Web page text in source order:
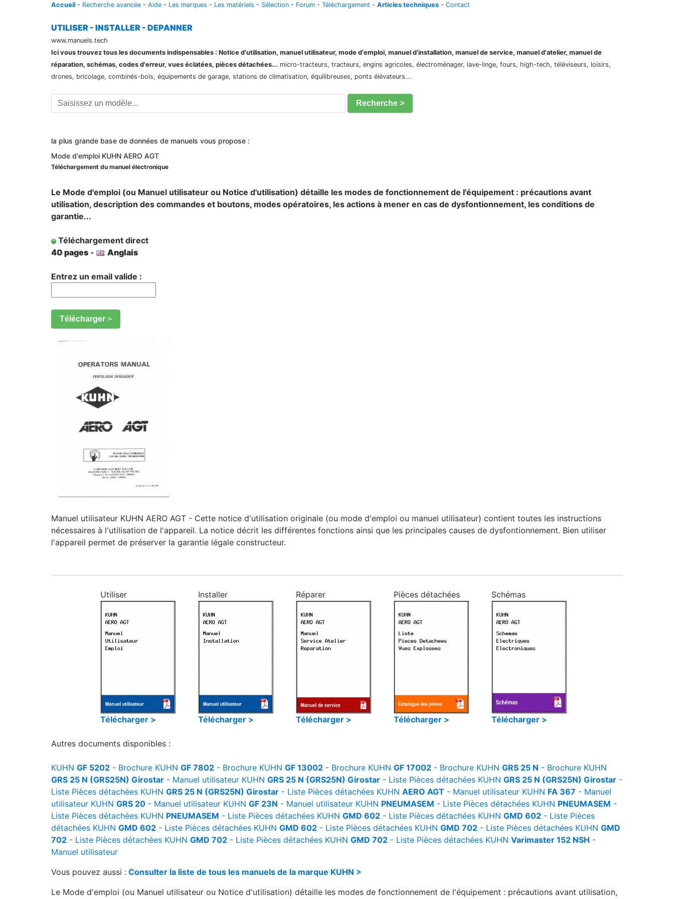
Accueil - Recherche avancée - Aide - Les marques - Les matériels - Sélection - Forum - Téléchargement - Articles techniques - Contact
UTILISER - INSTALLER - DEPANNER
www.manuels.tech
Ici vous trouvez tous les documents indispensables : Notice d'utilisation, manuel utilisateur, mode d'emploi, manuel d'installation, manuel de service, manuel d'atelier, manuel de
réparation, schémas, codes d'erreur, vues éclatées, pièces détachées... micro-tracteurs, tracteurs, engins agricoles, électroménager, lave-linge, fours, high-tech, téléviseurs, loisirs,
drones, bricolage, combinés-bois, équipements de garage, stations de climatisation, équilibreuses, ponts élévateurs...
Recherche >
la plus grande base de données de manuels vous propose :
Mode d'emploi KUHN AERO AGT
Téléchargement du manuel électronique
Le Mode d'emploi (ou Manuel utilisateur ou Notice d'utilisation) détaille les modes de fonctionnement de l'équipement : précautions avant
utilisation, description des commandes et boutons, modes opératoires, les actions à mener en cas de dysfontionnement, les conditions de
garantie...
Téléchargement direct
40 pages - Anglais
Entrez un email valide :
Télécharger >
Manuel utilisateur KUHN AERO AGT - Cette notice d'utilisation originale (ou mode d'emploi ou manuel utilisateur) contient toutes les instructions
nécessaires à l'utilisation de l'appareil. La notice décrit les différentes fonctions ainsi que les principales causes de dysfontionnement. Bien utiliser
l'appareil permet de préserver la garantie légale constructeur.
Utiliser
Télécharger >
Installer
Télécharger >
Réparer
Télécharger >
Pièces détachées
Télécharger >
Schémas
Télécharger >
Autres documents disponibles :
KUHN GF 5202 - Brochure KUHN GF 7802 - Brochure KUHN GF 13002 - Brochure KUHN GF 17002 - Brochure KUHN GRS 25 N - Brochure KUHN
GRS 25 N (GRS25N) Girostar - Manuel utilisateur KUHN GRS 25 N (GRS25N) Girostar - Liste Pièces détachées KUHN GRS 25 N (GRS25N) Girostar -
Liste Pièces détachées KUHN GRS 25 N (GRS25N) Girostar - Liste Pièces détachées KUHN AERO AGT - Manuel utilisateur KUHN FA 367 - Manuel
utilisateur KUHN GRS 20 - Manuel utilisateur KUHN GF 23N - Manuel utilisateur KUHN PNEUMASEM - Liste Pièces détachées KUHN PNEUMASEM -
Liste Pièces détachées KUHN PNEUMASEM - Liste Pièces détachées KUHN GMD 602 - Liste Pièces détachées KUHN GMD 602 - Liste Pièces
détachées KUHN GMD 602 - Liste Pièces détachées KUHN GMD 602 - Liste Pièces détachées KUHN GMD 702 - Liste Pièces détachées KUHN GMD
702 - Liste Pièces détachées KUHN GMD 702 - Liste Pièces détachées KUHN GMD 702 - Liste Pièces détachées KUHN Varimaster 152 NSH -
Manuel utilisateur
Vous pouvez aussi : Consulter la liste de tous les manuels de la marque KUHN >
Le Mode d'emploi (ou Manuel utilisateur ou Notice d'utilisation) détaille les modes de fonctionnement de l'équipement : précautions avant utilisation,